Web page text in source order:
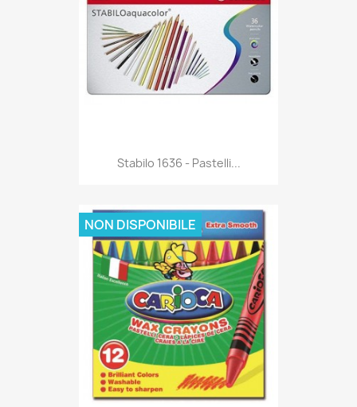
 Anteprima
Stabilo 1636 - Pastelli...
NON DISPONIBILE